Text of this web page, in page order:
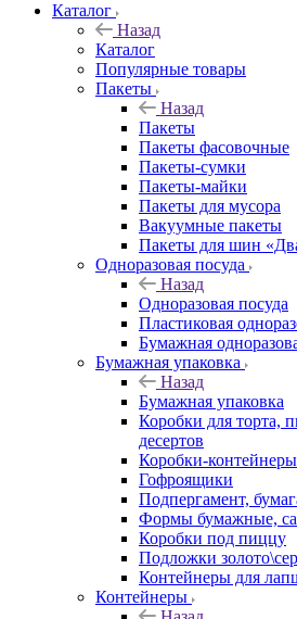
Каталог
Назад
Каталог
Популярные товары
Пакеты
Назад
Пакеты
Пакеты фасовочные
Пакеты-сумки
Пакеты-майки
Пакеты для мусора
Вакуумные пакеты
Пакеты для шин
Одноразовая посуда
Назад
Одноразовая посуда
Пластиковая
Бумажная
Бумажная упаковка
Назад
Бумажная упаковка
Коробки для торта,
десертов
Коробки-
Гофроящики
Подпергамент,
Формы бумажные,
Коробки под пиццу
Подложки
Контейнеры для
Контейнеры